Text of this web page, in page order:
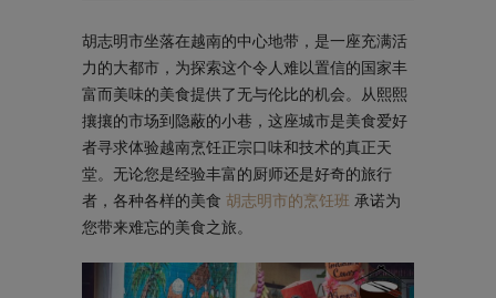
胡志明市坐落在越南的中心地带，是一座充满活
力的大都市，为探索这个令人难以置信的国家丰
富而美味的美食提供了无与伦比的机会。从熙熙
攘攘的市场到隐蔽的小巷，这座城市是美食爱好
者寻求体验越南烹饪正宗口味和技术的真正天
堂。无论您是经验丰富的厨师还是好奇的旅行
者，各种各样的美食 胡志明市的烹饪班 承诺为
您带来难忘的美食之旅。